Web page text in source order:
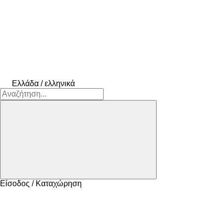
Ελλάδα / ελληνικά
Είσοδος / Καταχώρηση